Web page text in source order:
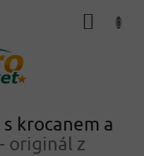
krocanem a
- originál z